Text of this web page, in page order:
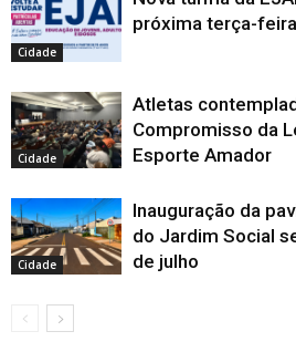
Cidade
próxima terça-
Cidade
Atletas
Compromisso da
Esporte Amador
Cidade
Inauguração da
do Jardim Social
de julho